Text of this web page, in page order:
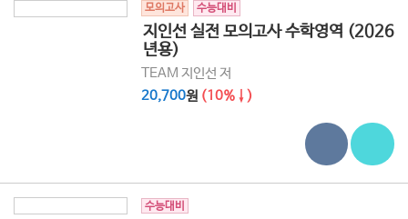
모의고사 수능대비
지인선 실전 모의고사 수학영역 (2026
년용)
TEAM 지인선 저
20,700원 (10%↓)
수능대비